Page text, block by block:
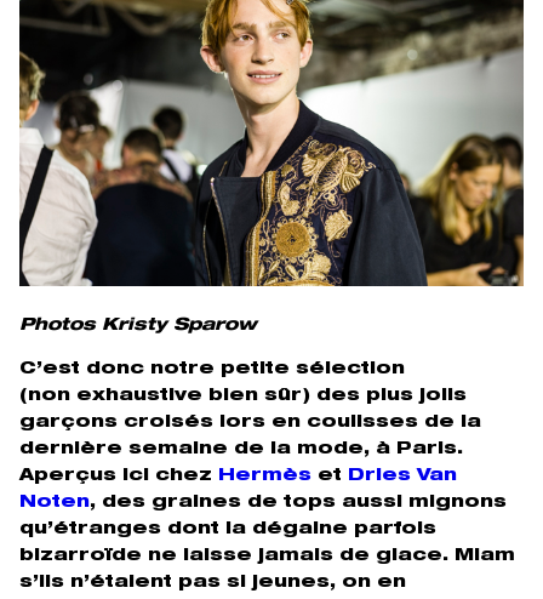
Photos Kristy Sparow
C’est donc notre petite sélection
(non exhaustive bien sûr) des plus jolis
garçons croisés lors en coulisses de la
dernière semaine de la mode, à Paris.
Aperçus ici chez
Hermès et
Dries Van
Noten, des graines de tops aussi mignons
qu’étranges dont la dégaine parfois
bizarroïde ne laisse jamais de glace. Miam
s’ils n’étaient pas si jeunes, on en